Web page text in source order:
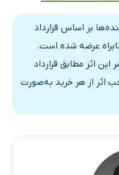
4 دقیقه
بر اساس قرارداد
عرضه شده است.
اثر مطابق قرارداد
اثر از هر خرید به‌صورت